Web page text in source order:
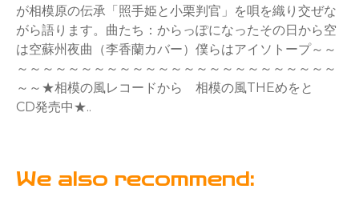
が相模原の伝承「照手姫と小栗判官」を唄を織り交ぜな
がら語ります。曲たち：からっぽになったその日から空
は空蘇州夜曲（李香蘭カバー）僕らはアイソトープ～～
～～～～～～～～～～～～～～～～～～～～～～～～～
～～★相模の風レコードから 相模の風THEめをと
CD発売中★..
We also recommend: